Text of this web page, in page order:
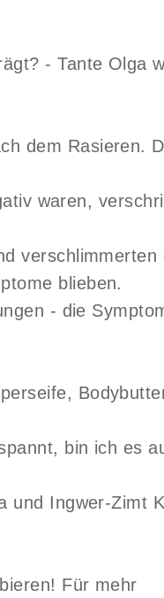
- Tante Olga
dem Rasieren.
waren,
verschlimmerten
blieben.
- die
bin ich es
und Ingwer-Zimt
Für mehr